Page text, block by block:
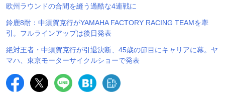
欧州ラウンドの合間を縫う過酷な4連戦に
鈴鹿8耐：中須賀克行がYAMAHA FACTORY RACING TEAMを牽
引。フルラインアップは後日発表
絶対王者・中須賀克行が引退決断、45歳の節目にキャリアに幕。ヤ
マハ、東京モーターサイクルショーで発表